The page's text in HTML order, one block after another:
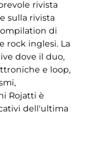
rivista
sulla rivista
di
rock inglesi. La
dove il duo,
e loop,
Rojatti è
dell'ultima